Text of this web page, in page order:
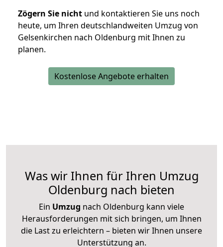
Zögern Sie nicht und kontaktieren Sie uns noch
heute, um Ihren deutschlandweiten Umzug von
Gelsenkirchen nach Oldenburg mit Ihnen zu
planen.
Kostenlose Angebote erhalten
Was wir Ihnen für Ihren Umzug
Oldenburg nach bieten
Ein Umzug nach Oldenburg kann viele
Herausforderungen mit sich bringen, um Ihnen
die Last zu erleichtern – bieten wir Ihnen unsere
Unterstützung an.